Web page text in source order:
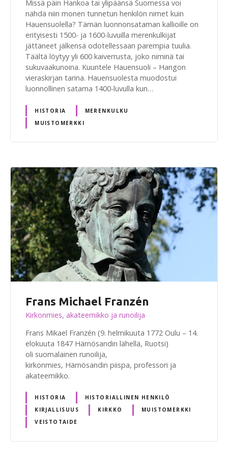
Missä päin Hankoa tai ylipäänsä Suomessa voi
nähdä niin monen tunnetun henkilön nimet kuin
Hauensuolella? Tämän luonnonsataman kallioille on
erityisesti 1500- ja 1600-luvuilla merenkulkijat
jättäneet jälkensä odotellessaan parempia tuulia.
Täältä löytyy yli 600 kaiverrusta, joko niminä tai
sukuvaakunoina. Kuuntele Hauensuoli – Hangon
vieraskirjan tarina. Hauensuolesta muodostui
luonnollinen satama 1400-luvulla kun…
HISTORIA
MERENKULKU
MUISTOMERKKI
Frans Michael Franzén
Kirkonmies, akateemikko ja runoilija
Frans Mikael Franzén (9. helmikuuta 1772 Oulu – 14.
elokuuta 1847 Härnösandin lähellä, Ruotsi)
oli suomalainen runoilija,
kirkonmies, Härnösandin piispa, professori ja
akateemikko.
HISTORIA
HISTORIALLINEN HENKILÖ
KIRJALLISUUS
KIRKKO
MUISTOMERKKI
VEISTOTAIDE